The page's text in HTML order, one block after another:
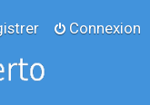
Connexion